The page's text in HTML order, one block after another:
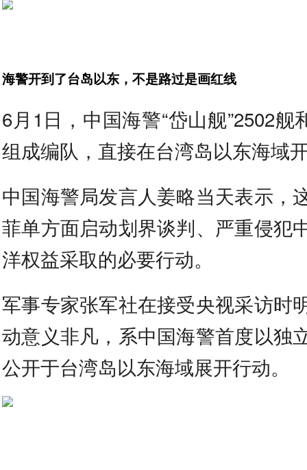
海警开到了台岛以东，不是路过是画红线
6月1日，中国海警“岱山舰”2502舰
组成编队，直接在台湾岛以东海域
中国海警局发言人姜略当天表示，
菲单方面启动划界谈判、严重侵犯
洋权益采取的必要行动。
军事专家张军社在接受央视采访时
动意义非凡，系中国海警首度以独
公开于台湾岛以东海域展开行动。